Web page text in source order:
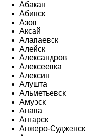
Абакан
Абинск
Азов
Аксай
Алапаевск
Алейск
Александров
Алексеевка
Алексин
Алушта
Альметьевск
Амурск
Анапа
Ангарск
Анжеро-Судженск